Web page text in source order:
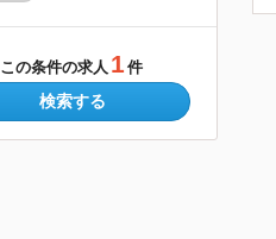
この条件の求人 1 件
検索する